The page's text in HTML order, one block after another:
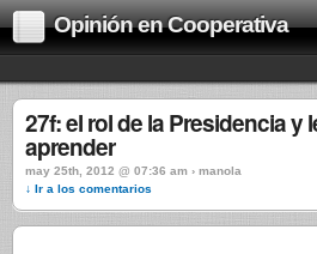
Opinión en Cooperativa
27f: el rol de la Presidencia y
aprender
may 25th, 2012 @ 07:36 am › manola
↓ Ir a los comentarios